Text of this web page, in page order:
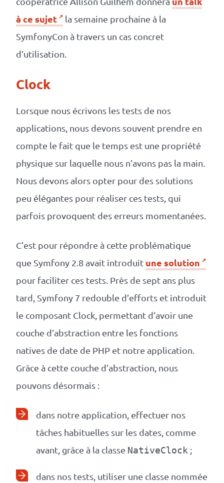
à ce sujet
la semaine prochaine à la
SymfonyCon à travers un cas concret
d’utilisation.
Clock
Lorsque nous écrivons les tests de nos
applications, nous devons souvent prendre en
compte le fait que le temps est une propriété
physique sur laquelle nous n’avons pas la main.
Nous devons alors opter pour des solutions
peu élégantes pour réaliser ces tests, qui
parfois provoquent des erreurs momentanées.
C’est pour répondre à cette problématique
que Symfony 2.8 avait introduit une solution
pour faciliter ces tests. Près de sept ans plus
tard, Symfony 7 redouble d’efforts et introduit
le composant Clock, permettant d’avoir une
couche d’abstraction entre les fonctions
natives de date de PHP et notre application.
Grâce à cette couche d’abstraction, nous
pouvons désormais :
dans notre application, effectuer nos
tâches habituelles sur les dates, comme
avant, grâce à la classe NativeClock ;
dans nos tests, utiliser une classe nommée